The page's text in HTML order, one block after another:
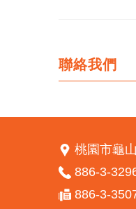
聯絡我們
桃園市龜
886-3-
886-3-